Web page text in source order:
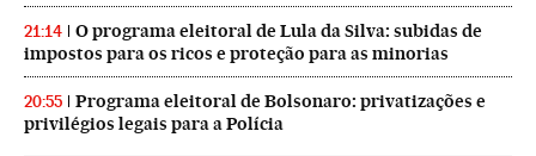
21:14
O programa eleitoral de Lula da Silva: subidas de
impostos para os ricos e proteção para as minorias
20:55
Programa eleitoral de Bolsonaro: privatizações e
privilégios legais para a Polícia